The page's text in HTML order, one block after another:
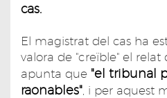
cas.
El magistrat del cas ha
valora de "creïble" el relat
apunta que "el tribunal
raonables" , i per aquest